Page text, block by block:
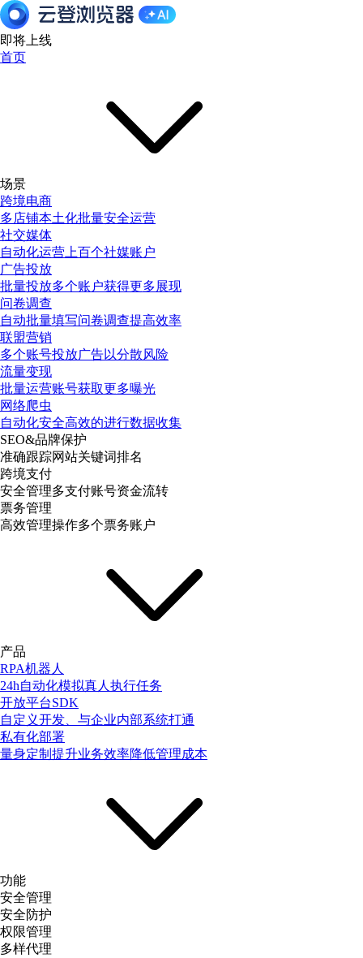
即将上线
首页
场景
跨境电商
多店铺本土化批量安全运营
社交媒体
自动化运营上百个社媒账户
广告投放
批量投放多个账户获得更多展现
问卷调查
自动批量填写问卷调查提高效率
联盟营销
多个账号投放广告以分散风险
流量变现
批量运营账号获取更多曝光
网络爬虫
自动化安全高效的进行数据收集
SEO&品牌保护
准确跟踪网站关键词排名
跨境支付
安全管理多支付账号资金流转
票务管理
高效管理操作多个票务账户
产品
RPA机器人
24h自动化模拟真人执行任务
开放平台SDK
自定义开发、与企业内部系统打通
私有化部署
量身定制提升业务效率降低管理成本
功能
安全管理
安全防护
权限管理
多样代理